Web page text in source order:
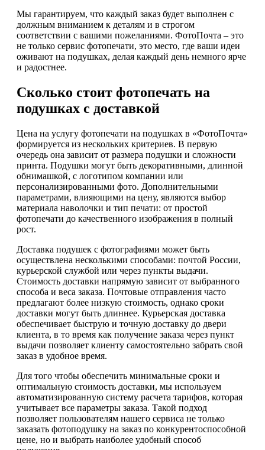
Мы гарантируем, что каждый заказ будет выполнен с
должным вниманием к деталям и в строгом
соответствии с вашими пожеланиями. ФотоПочта – это
не только сервис фотопечати, это место, где ваши идеи
оживают на подушках, делая каждый день немного ярче
и радостнее.
Сколько стоит фотопечать на
подушках с доставкой
Цена на услугу фотопечати на подушках в «ФотоПочта»
формируется из нескольких критериев. В первую
очередь она зависит от размера подушки и сложности
принта. Подушки могут быть декоративными, длинной
обнимашкой, с логотипом компании или
персонализированными фото. Дополнительными
параметрами, влияющими на цену, являются выбор
материала наволочки и тип печати: от простой
фотопечати до качественного изображения в полный
рост.
Доставка подушек с фотографиями может быть
осуществлена несколькими способами: почтой России,
курьерской службой или через пункты выдачи.
Стоимость доставки напрямую зависит от выбранного
способа и веса заказа. Почтовые отправления часто
предлагают более низкую стоимость, однако сроки
доставки могут быть длиннее. Курьерская доставка
обеспечивает быструю и точную доставку до двери
клиента, в то время как получение заказа через пункт
выдачи позволяет клиенту самостоятельно забрать свой
заказ в удобное время.
Для того чтобы обеспечить минимальные сроки и
оптимальную стоимость доставки, мы используем
автоматизированную систему расчета тарифов, которая
учитывает все параметры заказа. Такой подход
позволяет пользователям нашего сервиса не только
заказать фотоподушку на заказ по конкурентоспособной
цене, но и выбрать наиболее удобный способ